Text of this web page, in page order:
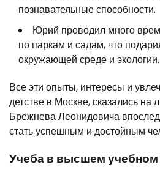
познавательные способности.
Юрий проводил много
по паркам и садам, что
окружающей среде и экологии.
Все эти опыты, интересы и
детстве в Москве, сказались на
Брежнева Леонидовича
стать успешным и достойным
Учеба в высшем учебном